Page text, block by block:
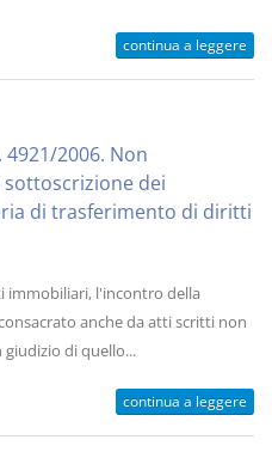
continua a leggere
4921/2006. Non
dei
di trasferimento di diritti
l'incontro della
anche da atti scritti non
di quello...
continua a leggere